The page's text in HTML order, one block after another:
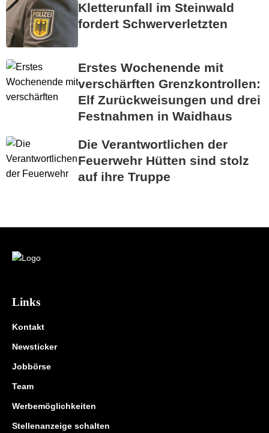
Kletterunfall im Steinwald
fordert Schwerverletzten
Erstes Wochenende mit
verschärften Grenzkontrollen:
Elf Zurückweisungen und drei
Festnahmen in Waidhaus
Die Verantwortlichen der
Feuerwehr Hütten sind stolz
auf ihre Truppe
Links
Kontakt
Newsticker
Jobbörse
Team
Werbemöglichkeiten
Stellenanzeige schalten